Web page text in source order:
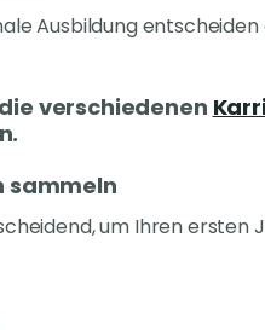
Ausbildung
verschiedenen
sammeln
um Ihren ersten